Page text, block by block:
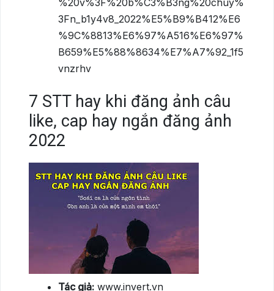
%20v%3F%20b%C3%B3ng%20chuy%
3Fn_b1y4v8_2022%E5%B9%B412%E6
%9C%8813%E6%97%A516%E6%97%
B659%E5%88%8634%E7%A7%92_1f5
vnzrhv
7 STT hay khi đăng ảnh câu
like, cap hay ngắn đăng ảnh
2022
Tác giả: www.invert.vn